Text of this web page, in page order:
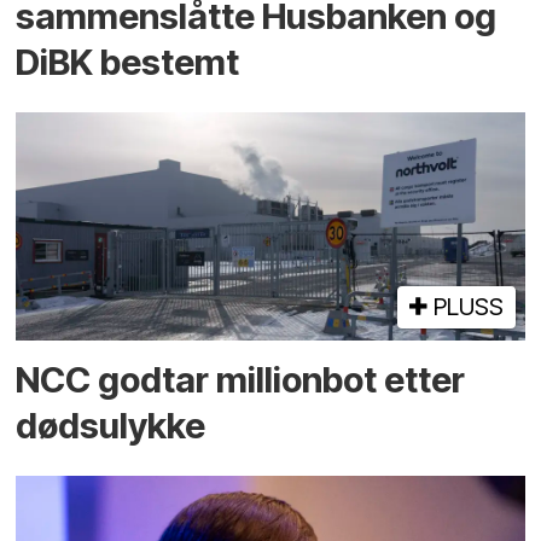
sammenslåtte Husbanken og
DiBK bestemt
PLUSS
NCC godtar millionbot etter
dødsulykke